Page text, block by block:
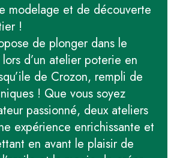
modelage et de découverte
!
de plonger dans le
d’un atelier poterie en
de Crozon, rempli de
! Que vous soyez
passionné, deux ateliers
expérience enrichissante et
en avant le plaisir de